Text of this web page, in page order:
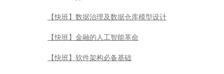
【快班】数据治理及数据仓库模型设计
【快班】金融的人工智能革命
【快班】软件架构必备基础